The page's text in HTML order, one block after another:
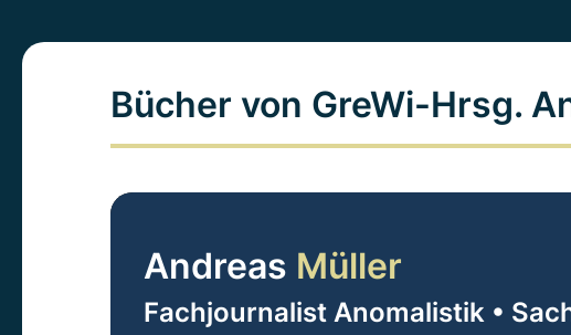
Bücher von GreWi-Hrsg.
Andreas Müller
Fachjournalist Anomalistik •